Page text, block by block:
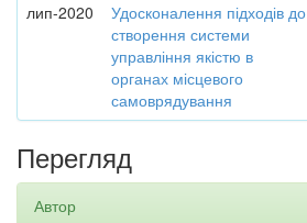
лип-2020
Удосконалення підходів до
створення системи
управління якістю в
органах місцевого
самоврядування
Перегляд
Автор